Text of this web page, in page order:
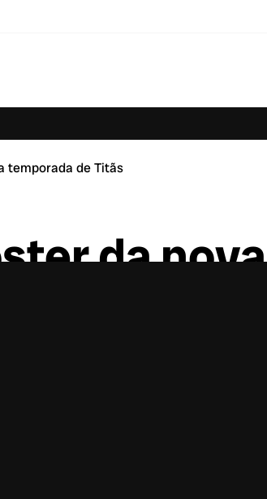
temporada de Titãs
da nova